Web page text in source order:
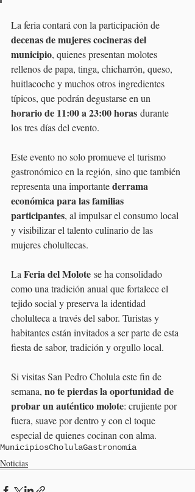
La feria contará con la participación de
decenas de mujeres cocineras del
municipio, quienes presentan molotes
rellenos de papa, tinga, chicharrón, queso,
huitlacoche y muchos otros ingredientes
típicos, que podrán degustarse en un
horario de 11:00 a 23:00 horas durante
los tres días del evento.
Este evento no solo promueve el turismo
gastronómico en la región, sino que también
representa una importante derrama
económica para las familias
participantes, al impulsar el consumo local
y visibilizar el talento culinario de las
mujeres cholultecas.
La Feria del Molote se ha consolidado
como una tradición anual que fortalece el
tejido social y preserva la identidad
cholulteca a través del sabor. Turistas y
habitantes están invitados a ser parte de esta
fiesta de sabor, tradición y orgullo local.
Si visitas San Pedro Cholula este fin de
semana, no te pierdas la oportunidad de
probar un auténtico molote: crujiente por
fuera, suave por dentro y con el toque
especial de quienes cocinan con alma.
MunicipiosCholulaGastronomía
Noticias